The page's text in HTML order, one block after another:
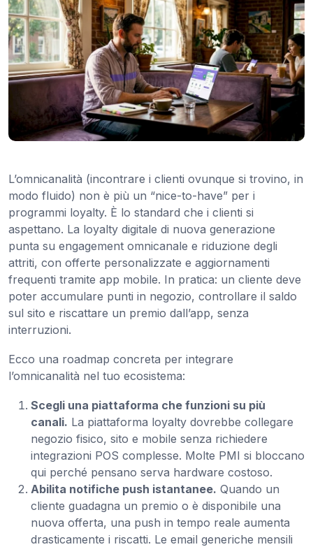
L’omnicanalità (incontrare i clienti ovunque si trovino, in
modo fluido) non è più un “nice-to-have” per i
programmi loyalty. È lo standard che i clienti si
aspettano. La loyalty digitale di nuova generazione
punta su engagement omnicanale e riduzione degli
attriti, con offerte personalizzate e aggiornamenti
frequenti tramite app mobile. In pratica: un cliente deve
poter accumulare punti in negozio, controllare il saldo
sul sito e riscattare un premio dall’app, senza
interruzioni.
Ecco una roadmap concreta per integrare
l’omnicanalità nel tuo ecosistema:
Scegli una piattaforma che funzioni su più
canali. La piattaforma loyalty dovrebbe collegare
negozio fisico, sito e mobile senza richiedere
integrazioni POS complesse. Molte PMI si bloccano
qui perché pensano serva hardware costoso.
Abilita notifiche push istantanee. Quando un
cliente guadagna un premio o è disponibile una
nuova offerta, una push in tempo reale aumenta
drasticamente i riscatti. Le email generiche mensili